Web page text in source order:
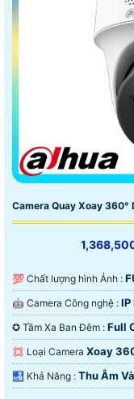
Camera Quay Xoay
💯 Chất lượng hình Ảnh :
🤖️ Camera Công nghệ : IP
✪ Tầm Xa Ban Đêm : Full
💢 Loại Camera Xoay
️🛃 Khả Năng : Thu Âm